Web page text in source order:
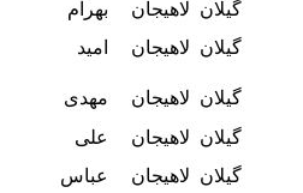
گیلان لاهیجان بهرام
گیلان لاهیجان امید
گیلان لاهیجان مهدی
گیلان لاهیجان علی
گیلان لاهیجان عباس